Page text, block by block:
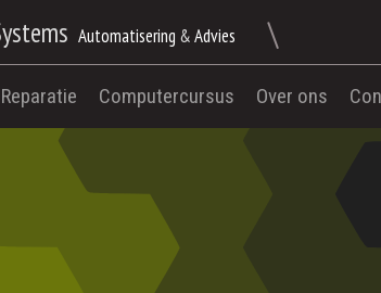
Automatisering &Advies \
Reparatie Computercursus Over ons